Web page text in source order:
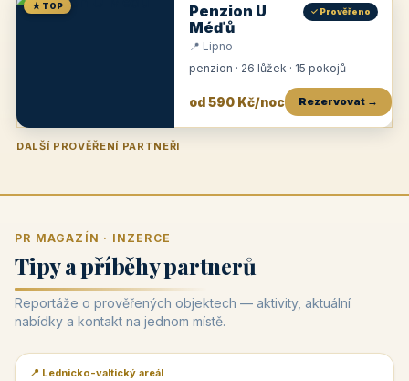
★ TOP
Penzion U
Méďů
✓ Prověřeno
📍 Lipno
penzion · 26 lůžek · 15 pokojů
od 590 Kč/noc Rezervovat →
DALŠÍ PROVĚŘENÍ PARTNEŘI
Penzion U Zámku Pension Faber
PR MAGAZÍN · INZERCE
Tipy a příběhy partnerů
Reportáže o prověřených objektech — aktivity, aktuální
nabídky a kontakt na jednom místě.
📰 PR článek
📍 Lednicko-valtický areál